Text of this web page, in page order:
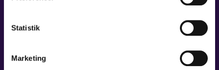
Statistik
Marketing